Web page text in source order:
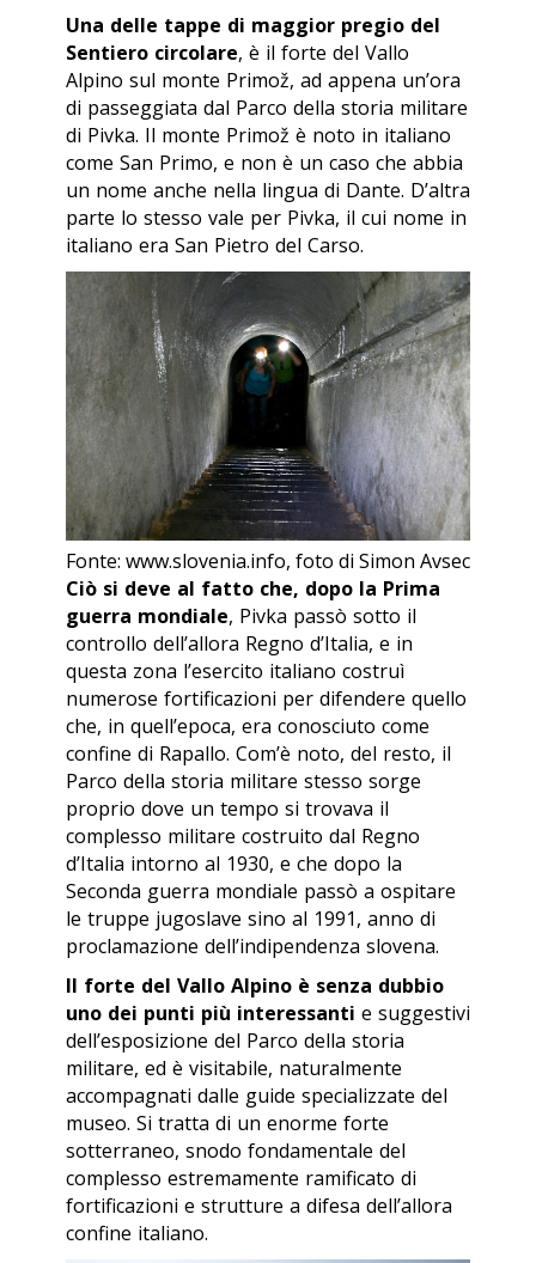
Una delle tappe di maggior pregio del
Sentiero circolare, è il forte del Vallo
Alpino sul monte Primož, ad appena un’ora
di passeggiata dal Parco della storia militare
di Pivka. Il monte Primož è noto in italiano
come San Primo, e non è un caso che abbia
un nome anche nella lingua di Dante. D’altra
parte lo stesso vale per Pivka, il cui nome in
italiano era San Pietro del Carso.
Fonte: www.slovenia.info, foto di Simon Avsec
Ciò si deve al fatto che, dopo la Prima
guerra mondiale, Pivka passò sotto il
controllo dell’allora Regno d’Italia, e in
questa zona l’esercito italiano costruì
numerose fortificazioni per difendere quello
che, in quell’epoca, era conosciuto come
confine di Rapallo. Com’è noto, del resto, il
Parco della storia militare stesso sorge
proprio dove un tempo si trovava il
complesso militare costruito dal Regno
d’Italia intorno al 1930, e che dopo la
Seconda guerra mondiale passò a ospitare
le truppe jugoslave sino al 1991, anno di
proclamazione dell’indipendenza slovena.
Il forte del Vallo Alpino è senza dubbio
uno dei punti più interessanti e suggestivi
dell’esposizione del Parco della storia
militare, ed è visitabile, naturalmente
accompagnati dalle guide specializzate del
museo. Si tratta di un enorme forte
sotterraneo, snodo fondamentale del
complesso estremamente ramificato di
fortificazioni e strutture a difesa dell’allora
confine italiano.